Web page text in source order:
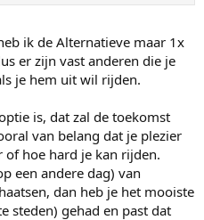
ik de Alternatieve maar 1x
er zijn vast anderen die je
je hem uit wil rijden.
is, dat zal de toekomst
van belang dat je plezier
hoe hard je kan rijden.
een andere dag) van
dan heb je het mooiste
steden) gehad en past dat